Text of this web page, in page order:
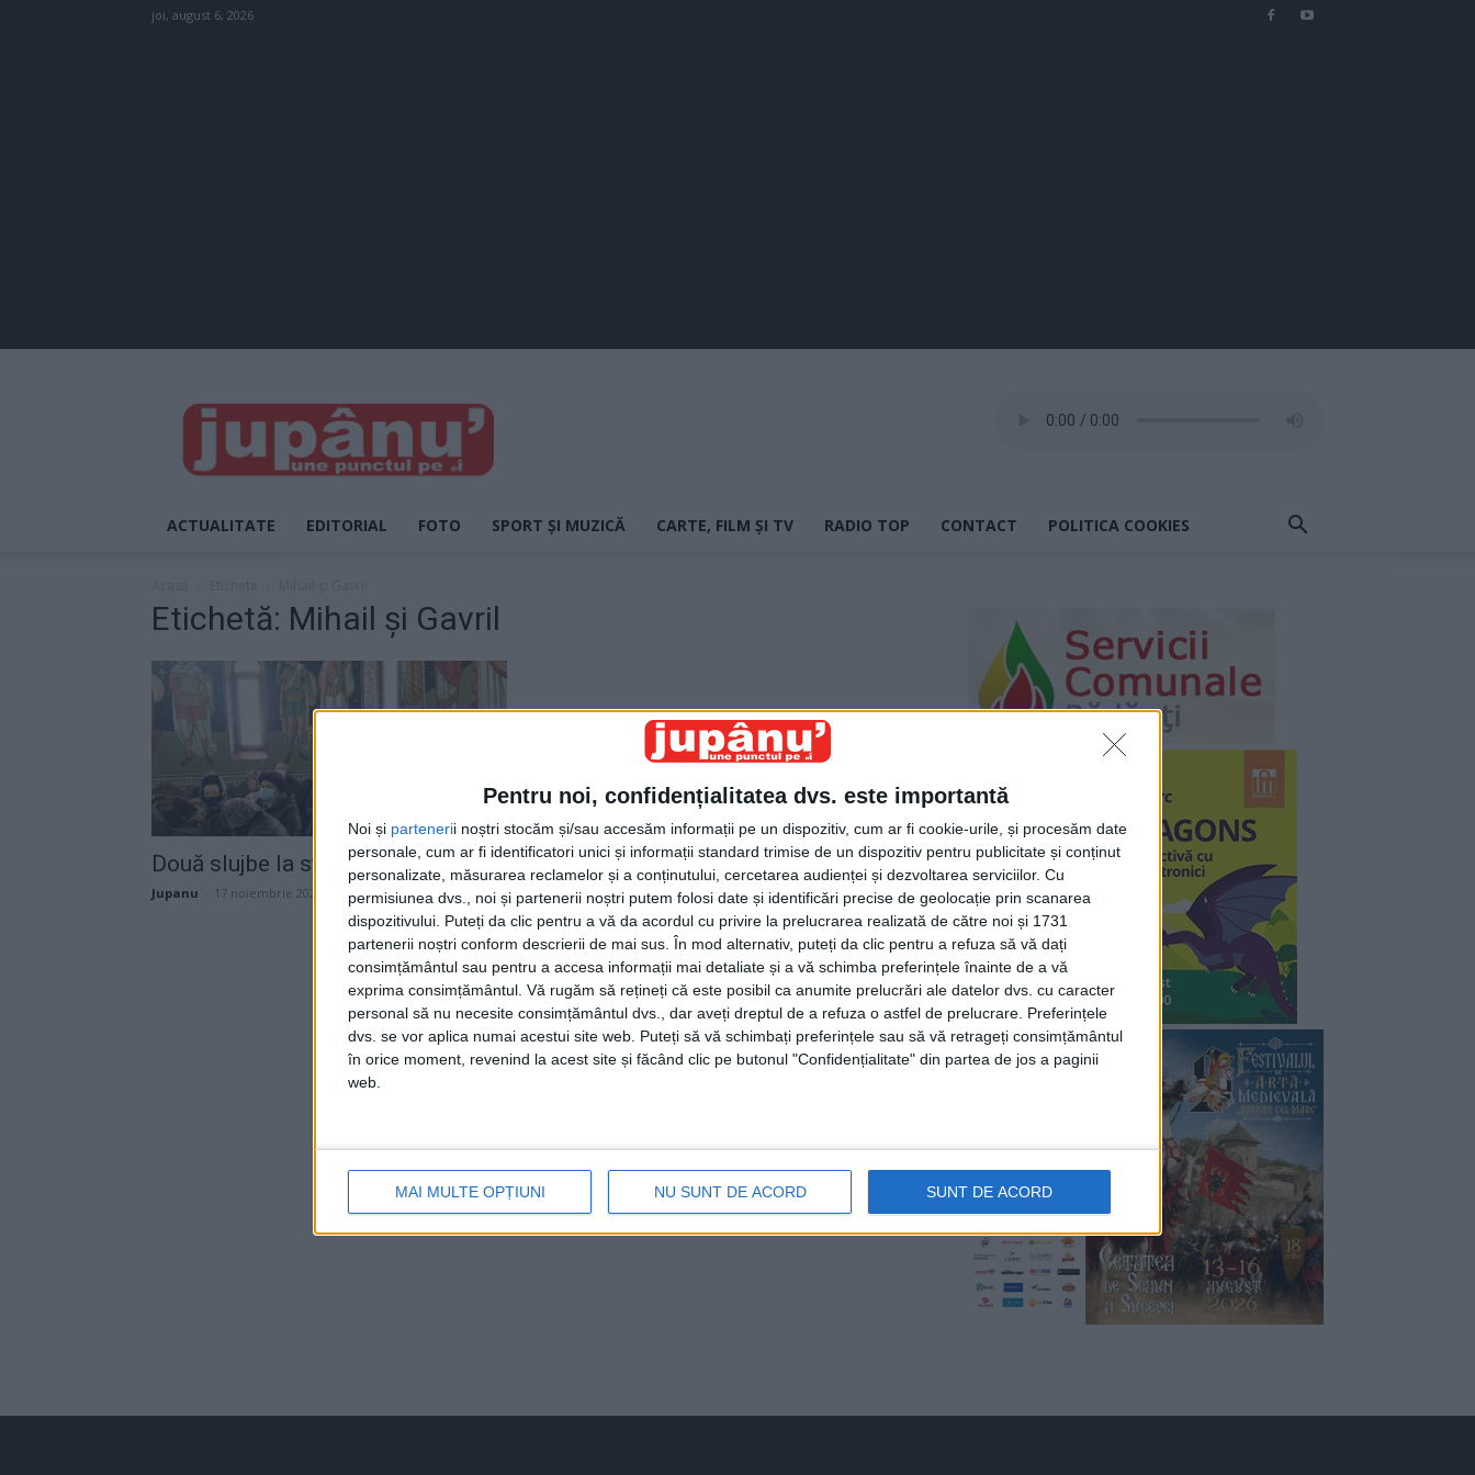
Pentru noi, confidențialitatea dvs. este importantă
Noi și partenerii noștri stocăm și/sau accesăm informații pe un dispozitiv, cum ar fi cookie-urile, și procesăm date
personale, cum ar fi identificatori unici și informații standard trimise de un dispozitiv pentru publicitate și conținut
personalizate, măsurarea reclamelor și a conținutului, cercetarea audienței și dezvoltarea serviciilor. Cu
permisiunea dvs., noi și partenerii noștri putem folosi date și identificări precise de geolocație prin scanarea
dispozitivului. Puteți da clic pentru a vă da acordul cu privire la prelucrarea realizată de către noi și 1731
partenerii noștri conform descrierii de mai sus. În mod alternativ, puteți da clic pentru a refuza să vă dați
consimțământul sau pentru a accesa informații mai detaliate și a vă schimba preferințele înainte de a vă
exprima consimțământul. Vă rugăm să rețineți că este posibil ca anumite prelucrări ale datelor dvs. cu caracter
personal să nu necesite consimțământul dvs., dar aveți dreptul de a refuza o astfel de prelucrare. Preferințele
dvs. se vor aplica numai acestui site web. Puteți să vă schimbați preferințele sau să vă retrageți consimțământul
în orice moment, revenind la acest site și făcând clic pe butonul "Confidențialitate" din partea de jos a paginii
web.
MAI MULTE OPȚIUNI NU SUNT DE ACORD SUNT DE ACORD
joi, august 6, 2026
JUPÂNU'
ACTUALITATE EDITORIAL FOTO SPORT ȘI MUZICĂ CARTE, FILM ȘI TV RADIO TOP CONTACT POLITICA COOKIES
Etichetă: Mihail și Gavril
Două slujbe la stat
Jupanu 17 noiembrie 2021